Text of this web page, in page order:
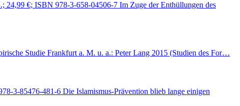
24,99 €; ISBN 978-3-658-04506-7 Im Zuge der Enthüllungen des
Studie Frankfurt a. M. u. a.: Peter Lang 2015 (Studien des For…
3-85476-481-6 Die Islamismus‑Prävention blieb lange einigen